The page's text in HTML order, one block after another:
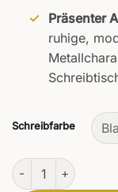
Präsenter
ruhige,
Schreibfarbe
Memoria